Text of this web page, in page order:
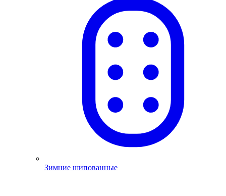
Зимние шипованные